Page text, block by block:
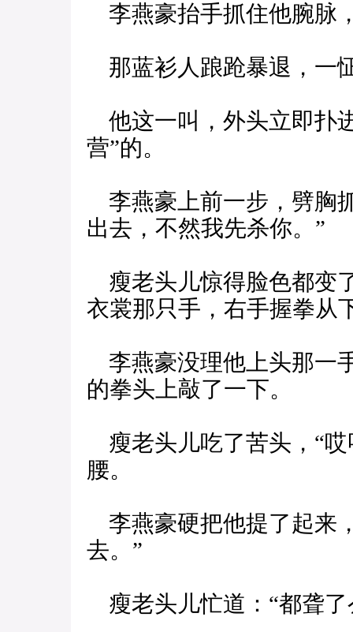
李燕豪抬手抓住他腕脉
那蓝衫人踉跄暴退，一
他这一叫，外头立即扑
营”的。
李燕豪上前一步，劈胸
出去，不然我先杀你。”
瘦老头儿惊得脸色都变
衣裳那只手，右手握拳从
李燕豪没理他上头那一
的拳头上敲了一下。
瘦老头儿吃了苦头，“哎
腰。
李燕豪硬把他提了起来
去。”
瘦老头儿忙道：“都聋了